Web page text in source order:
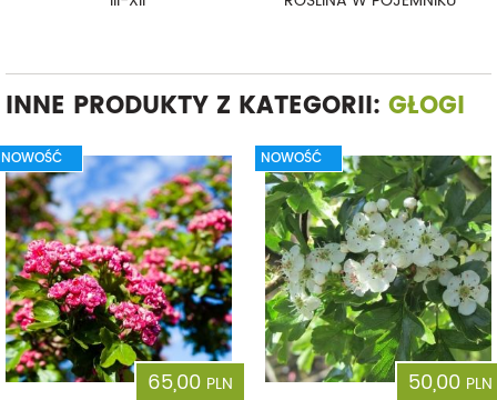
INNE PRODUKTY Z KATEGORII: GŁOGI
NOWOŚĆ
65,00 PLN
NOWOŚĆ
50,00 PLN